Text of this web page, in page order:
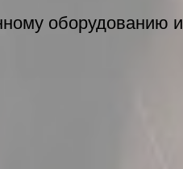
оборудованию и